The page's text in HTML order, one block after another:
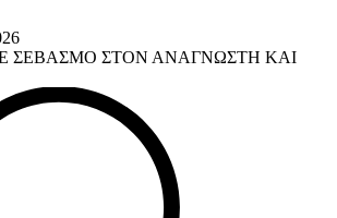
ΣΕΒΑΣΜΟ ΣΤΟΝ ΑΝΑΓΝΩΣΤΗ ΚΑΙ